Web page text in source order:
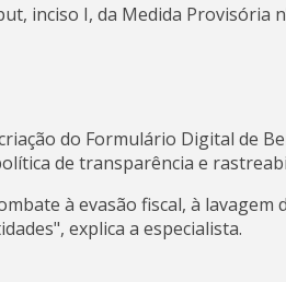
inciso I, da Medida Provisória
do Formulário Digital de
de transparência e
à evasão fiscal, à
explica a especialista.